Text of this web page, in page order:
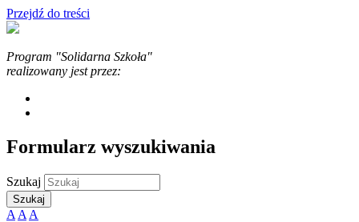
Przejdź do treści
Program "Solidarna Szkoła"
realizowany jest przez:
Formularz wyszukiwania
Szukaj
A A A